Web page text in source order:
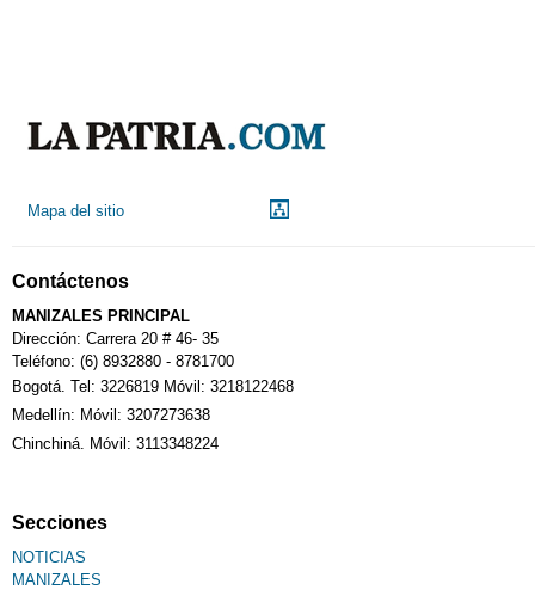
Mapa del sitio
Contáctenos
MANIZALES PRINCIPAL
Dirección: Carrera 20 # 46- 35
Teléfono: (6) 8932880 - 8781700
Bogotá. Tel: 3226819 Móvil: 3218122468
Medellín: Móvil: 3207273638
Chinchiná. Móvil: 3113348224
Secciones
NOTICIAS
MANIZALES